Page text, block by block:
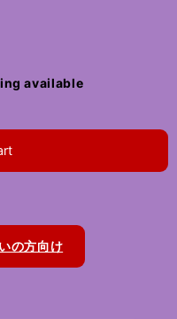
available
の方向け